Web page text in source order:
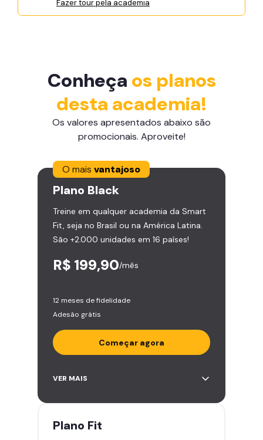
Fazer tour pela academia
Conheça os planos
desta academia!
Os valores apresentados abaixo são
promocionais. Aproveite!
O mais vantajoso
Plano Black
Treine em qualquer academia da Smart
Fit, seja no Brasil ou na América Latina.
São +2.000 unidades em 16 países!
R$ 199,90/mês
12 meses de fidelidade
Adesão grátis
Começar agora
Acesso ilimitado a +2.000
Leve 5 amigos por mês para
Cadeira de massagem
VER MAIS
Plano Fit